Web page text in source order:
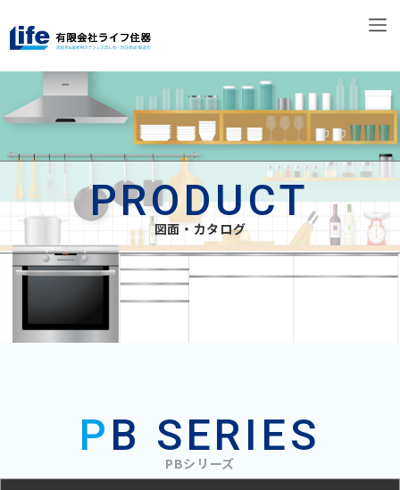
PRODUCT
図面・カタログ
PB SERIES
PBシリーズ